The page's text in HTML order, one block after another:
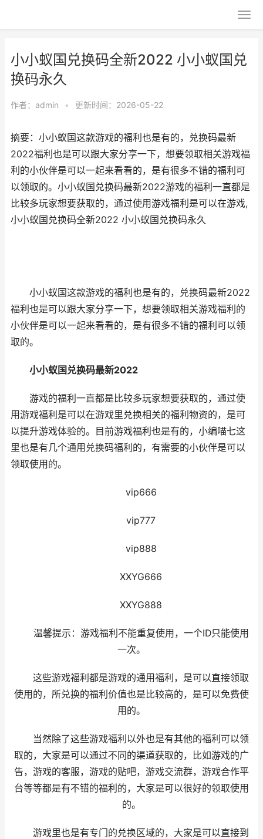
小小蚁国兑换码全新2022 小小蚁国兑
换码永久
作者： admin • 更新时间：2026-05-22
摘要：小小蚁国这款游戏的福利也是有的，兑换码最新
2022福利也是可以跟大家分享一下，想要领取相关游戏福
利的小伙伴是可以一起来看看的，是有很多不错的福利可
以领取的。小小蚁国兑换码最新2022游戏的福利一直都是
比较多玩家想要获取的，通过使用游戏福利是可以在游戏,
小小蚁国兑换码全新2022 小小蚁国兑换码永久
小小蚁国这款游戏的福利也是有的，兑换码最新2022
福利也是可以跟大家分享一下，想要领取相关游戏福利的
小伙伴是可以一起来看看的，是有很多不错的福利可以领
取的。
小小蚁国兑换码最新2022
游戏的福利一直都是比较多玩家想要获取的，通过使
用游戏福利是可以在游戏里兑换相关的福利物资的，是可
以提升游戏体验的。目前游戏福利也是有的，小编喵七这
里也是有几个通用兑换码福利的，有需要的小伙伴是可以
领取使用的。
vip666
vip777
vip888
XXYG666
XXYG888
温馨提示：游戏福利不能重复使用，一个ID只能使用
一次。
这些游戏福利都是游戏的通用福利，是可以直接领取
使用的，所兑换的福利价值也是比较高的，是可以免费使
用的。
当然除了这些游戏福利以外也是有其他的福利可以领
取的，大家是可以通过不同的渠道获取的，比如游戏的广
告，游戏的客服，游戏的贴吧，游戏交流群，游戏合作平
台等等都是有不错的福利的，大家是可以很好的领取使用
的。
游戏里也是有专门的兑换区域的，大家是可以直接到